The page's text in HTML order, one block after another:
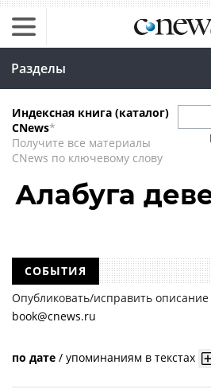
Разделы
Индексная книга (каталог)
CNews*
Получите все материалы
CNews по ключевому слову
Алабуга
СОБЫТИЯ
Опубликовать/исправить
book@cnews.ru
по дате / упоминаниям в текстах